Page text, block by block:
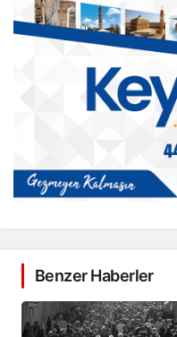
Benzer Haberler